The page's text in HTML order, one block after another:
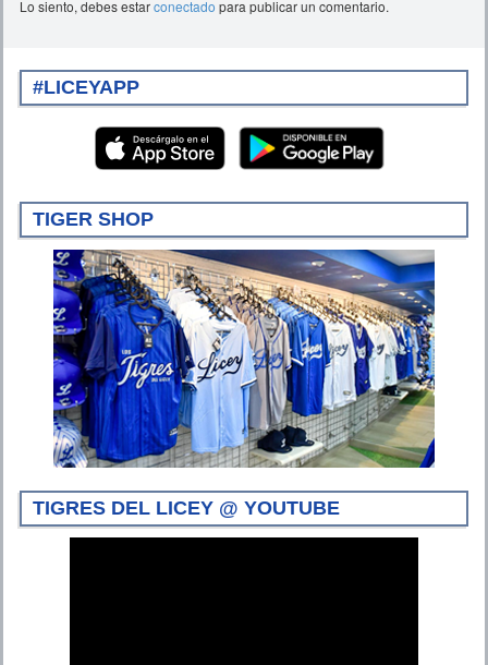
Lo siento, debes estarconectado para publicar un comentario.
#LICEYAPP
TIGER SHOP
TIGRES DEL LICEY @ YOUTUBE